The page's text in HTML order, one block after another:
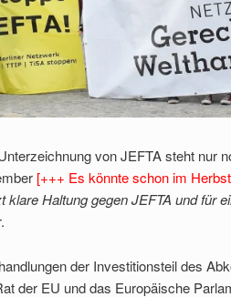
von JEFTA steht nur
[+++ Es könnte schon im
klare Haltung gegen JEFTA und für
der Investitionsteil des
der EU und das Europäische